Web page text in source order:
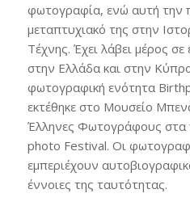
φωτογραφία, ενώ αυτή την
μεταπτυχιακό της στην
Τέχνης. Έχει λάβει μέρος σε
στην Ελλάδα και στην
φωτογραφική ενότητα
εκτέθηκε στο Μουσείο
Έλληνες Φωτογράφους στα
photo Festival. Οι
εμπεριέχουν
έννοιες της ταυτότητας.